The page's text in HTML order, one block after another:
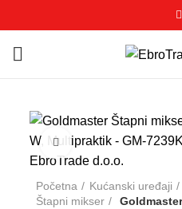
Click to enlarge
Početna Kućanski uređaji
Štapni mikser